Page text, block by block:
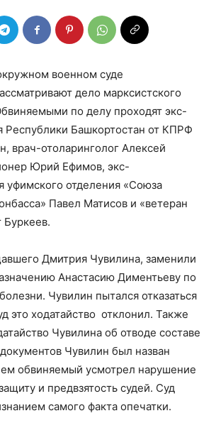
военном суде
дело марксистского
по делу проходят экс-
Республики Башкортостан от КПРФ
врач-отоларинголог Алексей
Юрий Ефимов, экс-
уфимского отделения «Союза
Павел Матисов и «ветеран
Буркеев.
Дмитрия Чувилина, заменили
Анастасию Диментьеву по
Чувилин пытался отказаться
это ходатайство отклонил. Также
Чувилина об отводе составе
Чувилин был назван
обвиняемый усмотрел нарушение
и предвзятость судей. Суд
самого факта опечатки.